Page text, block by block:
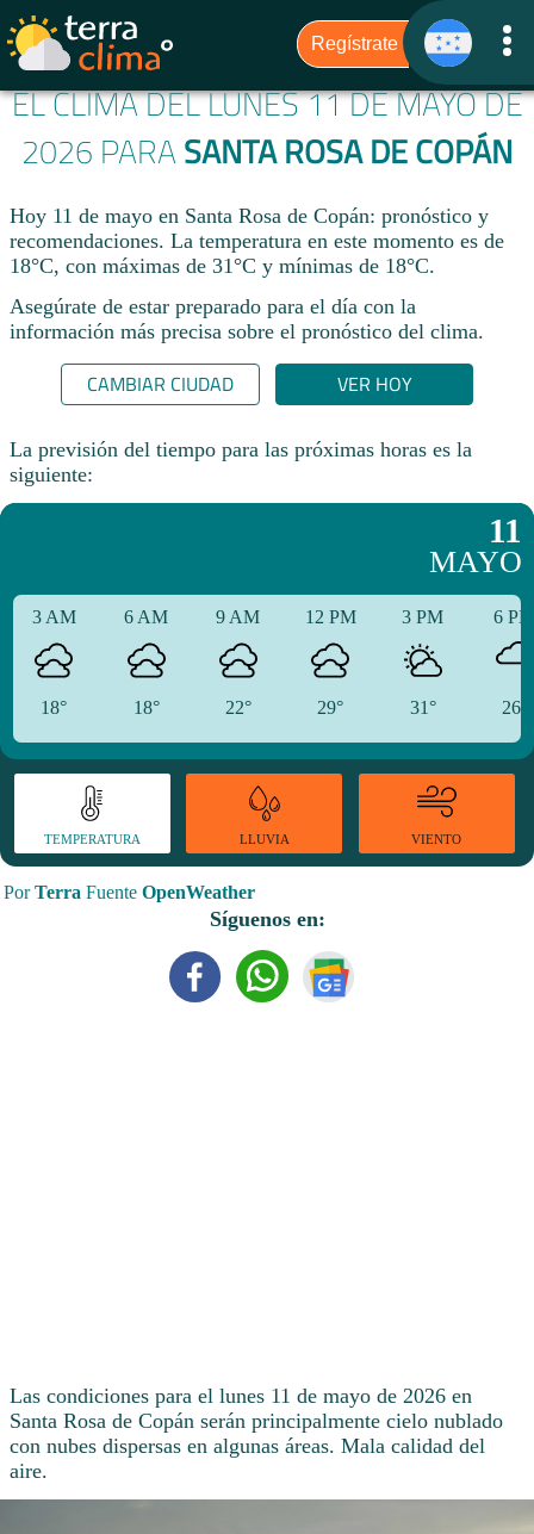
EL CLIMA DEL LUNES 11 DE MAYO DE
2026 PARA SANTA ROSA DE COPÁN
Hoy 11 de mayo en Santa Rosa de Copán: pronóstico y
recomendaciones. La temperatura en este momento es de
18°C, con máximas de 31°C y mínimas de 18°C.
Asegúrate de estar preparado para el día con la
información más precisa sobre el pronóstico del clima.
CAMBIAR CIUDAD VER HOY
La previsión del tiempo para las próximas horas es la
siguiente:
11
MAYO
3 AM
18°
6 AM
18°
9 AM
22°
12 PM
29°
3 PM
31°
6
26°
TEMPERATURA LLUVIA VIENTO
PorTerra Fuente OpenWeather
Síguenos en:
Las condiciones para el lunes 11 de mayo de 2026 en
Santa Rosa de Copán serán principalmente cielo nublado
con nubes dispersas en algunas áreas. Mala calidad del
aire.